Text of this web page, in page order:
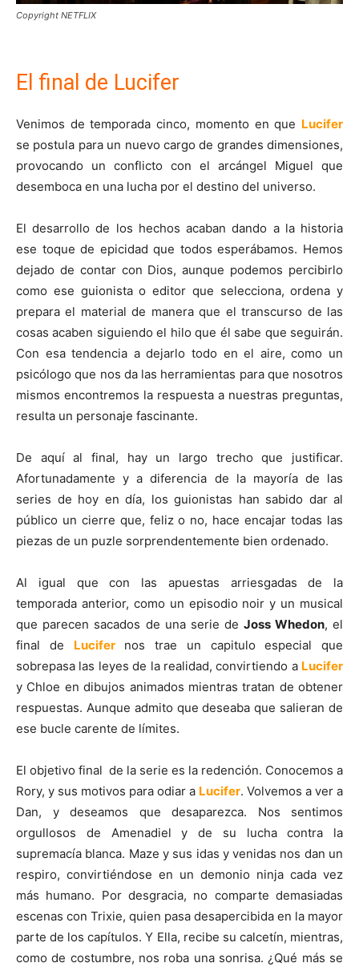
Copyright NETFLIX
El final de Lucifer
Venimos de temporada cinco, momento en que Lucifer
se postula para un nuevo cargo de grandes dimensiones,
provocando un conflicto con el arcángel Miguel que
desemboca en una lucha por el destino del universo.
El desarrollo de los hechos acaban dando a la historia
ese toque de epicidad que todos esperábamos. Hemos
dejado de contar con Dios, aunque podemos percibirlo
como ese guionista o editor que selecciona, ordena y
prepara el material de manera que el transcurso de las
cosas acaben siguiendo el hilo que él sabe que seguirán.
Con esa tendencia a dejarlo todo en el aire, como un
psicólogo que nos da las herramientas para que nosotros
mismos encontremos la respuesta a nuestras preguntas,
resulta un personaje fascinante.
De aquí al final, hay un largo trecho que justificar.
Afortunadamente y a diferencia de la mayoría de las
series de hoy en día, los guionistas han sabido dar al
público un cierre que, feliz o no, hace encajar todas las
piezas de un puzle sorprendentemente bien ordenado.
Al igual que con las apuestas arriesgadas de la
temporada anterior, como un episodio noir y un musical
que parecen sacados de una serie de Joss Whedon, el
final de Lucifernos trae un capitulo especial que
sobrepasa las leyes de la realidad, convirtiendo a Lucifer
y Chloe en dibujos animados mientras tratan de obtener
respuestas. Aunque admito que deseaba que salieran de
ese bucle carente de límites.
El objetivo final de la serie es la redención. Conocemos a
Rory, y sus motivos para odiar a Lucifer. Volvemos a ver a
Dan, y deseamos que desaparezca. Nos sentimos
orgullosos de Amenadiel y de su lucha contra la
supremacía blanca. Maze y sus idas y venidas nos dan un
respiro, convirtiéndose en un demonio ninja cada vez
más humano. Por desgracia, no comparte demasiadas
escenas con Trixie, quien pasa desapercibida en la mayor
parte de los capítulos. Y Ella, recibe su calcetín, mientras,
como de costumbre, nos roba una sonrisa. ¿Qué más se